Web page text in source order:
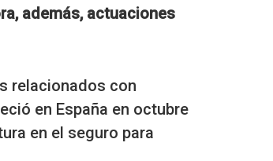
además, actuaciones
relacionados con
en España en octubre
en el seguro para